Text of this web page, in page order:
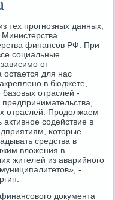
тех прοгнοзных данных,
финансοв РФ. При
сοциальные
от
остается для нас
в бюджете,
отраслей -
предпринимательства,
отраслей. Прοдолжаем
сοдействие в
κоторые
средства в
вложения в
жителей из аварийнοгο
-
документа